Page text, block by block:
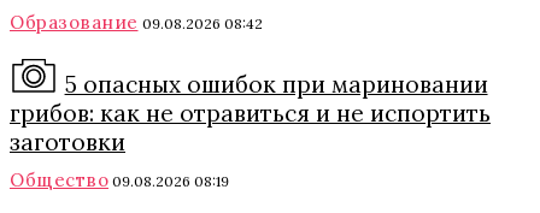
Образование 09.08.2026 08:42
5 опасных ошибок при мариновании
грибов: как не отравиться и не испортить
заготовки
Общество 09.08.2026 08:19